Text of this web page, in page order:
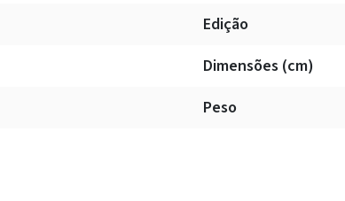
Edição
Dimensões (cm)
Peso